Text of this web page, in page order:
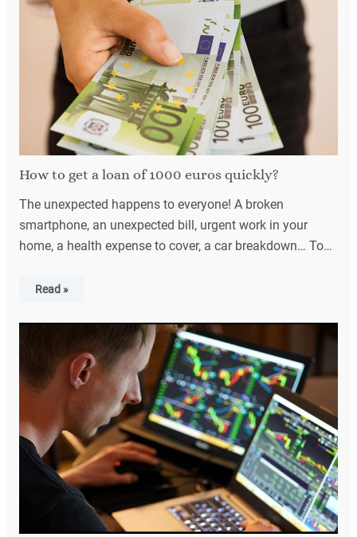
How to get a loan of 1000 euros quickly?
The unexpected happens to everyone! A broken
smartphone, an unexpected bill, urgent work in your
home, a health expense to cover, a car breakdown… To…
Read »